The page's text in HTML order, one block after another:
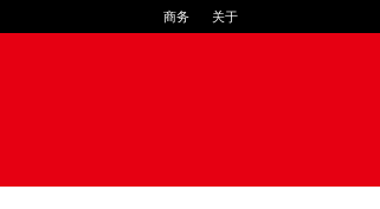
商务 关于